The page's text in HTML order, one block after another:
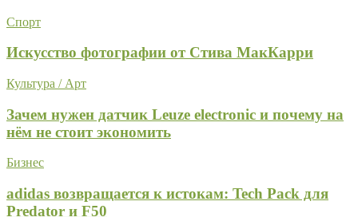
Спорт
Искусство фотографии от Стива МакКарри
Культура / Арт
Зачем нужен датчик Leuze electronic и почему на
нём не стоит экономить
Бизнес
adidas возвращается к истокам: Tech Pack для
Predator и F50